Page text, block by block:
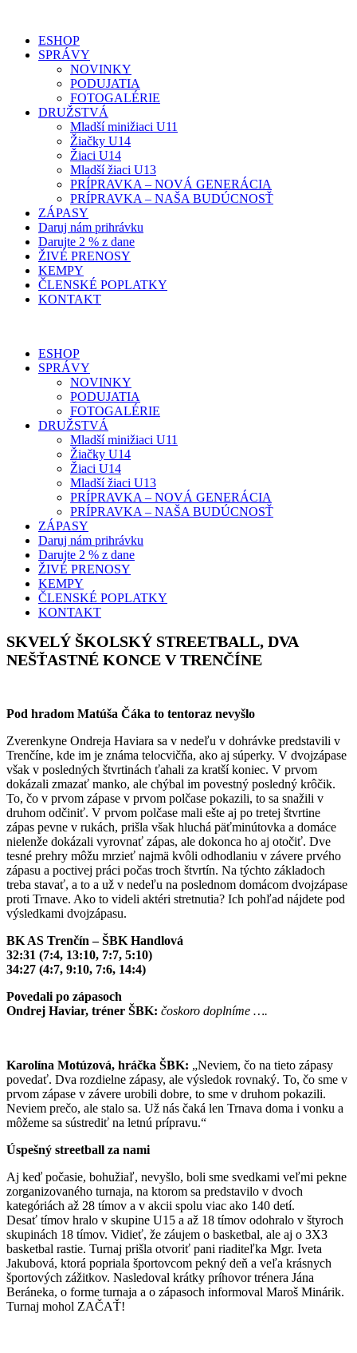
ESHOP
SPRÁVY
NOVINKY
PODUJATIA
FOTOGALÉRIE
DRUŽSTVÁ
Mladší minižiaci U11
Žiačky U14
Žiaci U14
Mladší žiaci U13
PRÍPRAVKA – NOVÁ GENERÁCIA
PRÍPRAVKA – NAŠA BUDÚCNOSŤ
ZÁPASY
Daruj nám prihrávku
Darujte 2 % z dane
ŽIVÉ PRENOSY
KEMPY
ČLENSKÉ POPLATKY
KONTAKT
ESHOP
SPRÁVY
NOVINKY
PODUJATIA
FOTOGALÉRIE
DRUŽSTVÁ
Mladší minižiaci U11
Žiačky U14
Žiaci U14
Mladší žiaci U13
PRÍPRAVKA – NOVÁ GENERÁCIA
PRÍPRAVKA – NAŠA BUDÚCNOSŤ
ZÁPASY
Daruj nám prihrávku
Darujte 2 % z dane
ŽIVÉ PRENOSY
KEMPY
ČLENSKÉ POPLATKY
KONTAKT
SKVELÝ ŠKOLSKÝ STREETBALL, DVA
NEŠŤASTNÉ KONCE V TRENČÍNE
Pod hradom Matúša Čáka to tentoraz nevyšlo
Zverenkyne Ondreja Haviara sa v nedeľu v dohrávke predstavili v
Trenčíne, kde im je známa telocvičňa, ako aj súperky. V dvojzápase
však v posledných štvrtinách ťahali za kratší koniec. V prvom
dokázali zmazať manko, ale chýbal im povestný posledný krôčik.
To, čo v prvom zápase v prvom polčase pokazili, to sa snažili v
druhom odčiniť. V prvom polčase mali ešte aj po tretej štvrtine
zápas pevne v rukách, prišla však hluchá päťminútovka a domáce
nielenže dokázali vyrovnať zápas, ale dokonca ho aj otočiť. Dve
tesné prehry môžu mrzieť najmä kvôli odhodlaniu v závere prvého
zápasu a poctivej práci počas troch štvrtín. Na týchto základoch
treba stavať, a to a už v nedeľu na poslednom domácom dvojzápase
proti Trnave. Ako to videli aktéri stretnutia? Ich pohľad nájdete pod
výsledkami dvojzápasu.
BK AS Trenčín – ŠBK Handlová
32:31 (7:4, 13:10, 7:7, 5:10)
34:27 (4:7, 9:10, 7:6, 14:4)
Povedali po zápasoch
Ondrej Haviar, tréner ŠBK: čoskoro doplníme ….
Karolína Motúzová, hráčka ŠBK: „Neviem, čo na tieto zápasy
povedať. Dva rozdielne zápasy, ale výsledok rovnaký. To, čo sme v
prvom zápase v závere urobili dobre, to sme v druhom pokazili.
Neviem prečo, ale stalo sa. Už nás čaká len Trnava doma i vonku a
môžeme sa sústrediť na letnú prípravu.“
Úspešný streetball za nami
Aj keď počasie, bohužiaľ, nevyšlo, boli sme svedkami veľmi pekne
zorganizovaného turnaja, na ktorom sa predstavilo v dvoch
kategóriách až 28 tímov a v akcii spolu viac ako 140 detí.
Desať tímov hralo v skupine U15 a až 18 tímov odohralo v štyroch
skupinách 18 tímov. Vidieť, že záujem o basketbal, ale aj o 3X3
basketbal rastie. Turnaj prišla otvoriť pani riaditeľka Mgr. Iveta
Jakubová, ktorá popriala športovcom pekný deň a veľa krásnych
športových zážitkov. Nasledoval krátky príhovor trénera Jána
Beráneka, o forme turnaja a o zápasoch informoval Maroš Minárik.
Turnaj mohol ZAČAŤ!